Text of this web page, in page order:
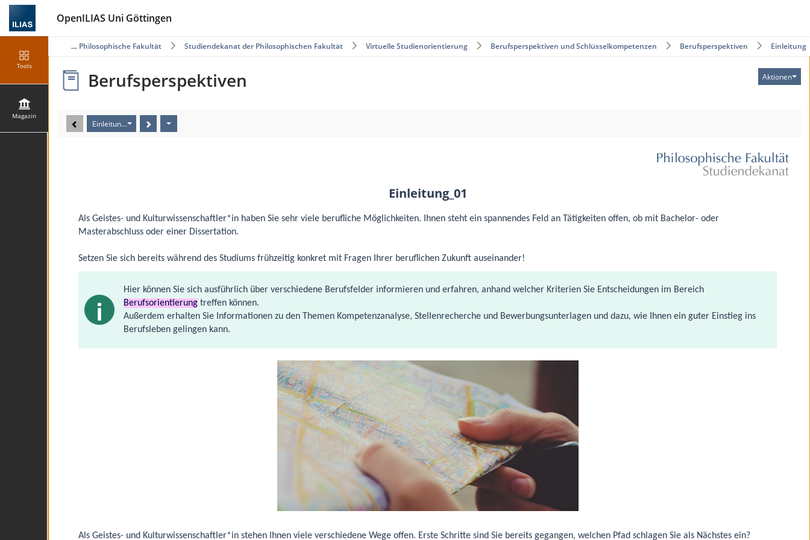
OpenILIAS Uni Göttingen
Tools
Magazin
Philosophische Fakultät Studiendekanat der Philosophischen Fakultät Virtuelle Studienorientierung Berufsperspektiven und Schlüsselkompetenzen Berufsperspektiven Einleitung
Aktionen
Berufsperspektiven
Einleitung_01
Einleitung_01
Als Geistes- und Kulturwissenschaftler*in haben Sie sehr viele berufliche Möglichkeiten. Ihnen steht ein spannendes Feld an Tätigkeiten offen, ob mit Bachelor- oder
Masterabschluss oder einer Dissertation.
Setzen Sie sich bereits während des Studiums frühzeitig konkret mit Fragen Ihrer beruflichen Zukunft auseinander!
Hier können Sie sich ausführlich über verschiedene Berufsfelder informieren und erfahren, anhand welcher Kriterien Sie Entscheidungen im Bereich
Berufsorientierung treffen können.
Außerdem erhalten Sie Informationen zu den Themen Kompetenzanalyse, Stellenrecherche und Bewerbungsunterlagen und dazu, wie Ihnen ein guter Einstieg ins
Berufsleben gelingen kann.
Als Geistes- und Kulturwissenschaftler*in stehen Ihnen viele verschiedene Wege offen. Erste Schritte sind Sie bereits gegangen, welchen Pfad schlagen Sie als Nächstes ein?